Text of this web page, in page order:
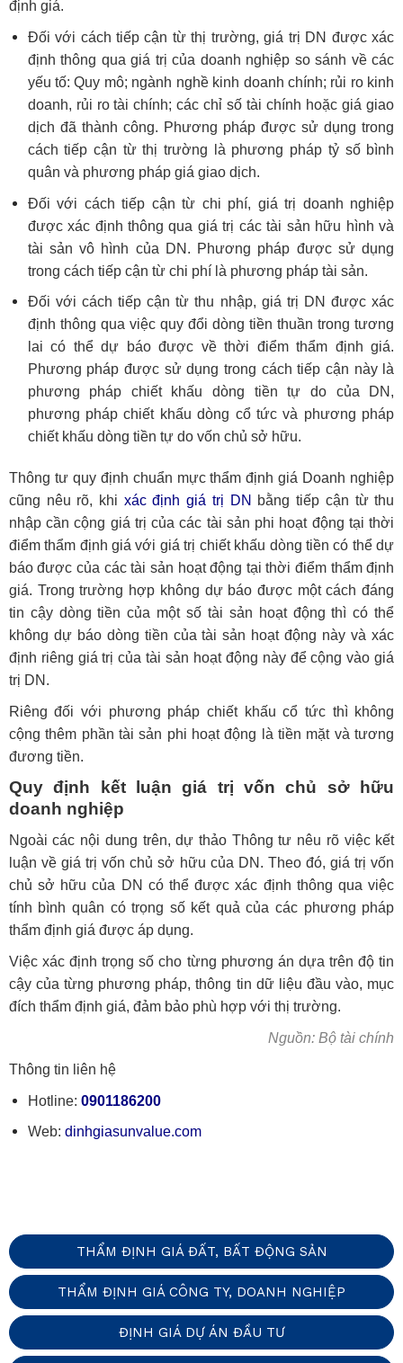
định giá.
Đối với cách tiếp cận từ thị trường, giá trị DN được xác
định thông qua giá trị của doanh nghiệp so sánh về các
yếu tố: Quy mô; ngành nghề kinh doanh chính; rủi ro kinh
doanh, rủi ro tài chính; các chỉ số tài chính hoặc giá giao
dịch đã thành công. Phương pháp được sử dụng trong
cách tiếp cận từ thị trường là phương pháp tỷ số bình
quân và phương pháp giá giao dịch.
Đối với cách tiếp cận từ chi phí, giá trị doanh nghiệp
được xác định thông qua giá trị các tài sản hữu hình và
tài sản vô hình của DN. Phương pháp được sử dụng
trong cách tiếp cận từ chi phí là phương pháp tài sản.
Đối với cách tiếp cận từ thu nhập, giá trị DN được xác
định thông qua việc quy đổi dòng tiền thuần trong tương
lai có thể dự báo được về thời điểm thẩm định giá.
Phương pháp được sử dụng trong cách tiếp cận này là
phương pháp chiết khấu dòng tiền tự do của DN,
phương pháp chiết khấu dòng cổ tức và phương pháp
chiết khấu dòng tiền tự do vốn chủ sở hữu.
Thông tư quy định chuẩn mực thẩm định giá Doanh nghiệp
cũng nêu rõ, khi xác định giá trị DN
bằng tiếp cận từ thu
nhập cần cộng giá trị của các tài sản phi hoạt động tại thời
điểm thẩm định giá với giá trị chiết khấu dòng tiền có thể dự
báo được của các tài sản hoạt động tại thời điểm thẩm định
giá. Trong trường hợp không dự báo được một cách đáng
tin cậy dòng tiền của một số tài sản hoạt động thì có thể
không dự báo dòng tiền của tài sản hoạt động này và xác
định riêng giá trị của tài sản hoạt động này để cộng vào giá
trị DN.
Riêng đối với phương pháp chiết khấu cổ tức thì không
cộng thêm phần tài sản phi hoạt động là tiền mặt và tương
đương tiền.
Quy định kết luận giá trị vốn chủ sở hữu
doanh nghiệp
Ngoài các nội dung trên, dự thảo Thông tư nêu rõ việc kết
luận về giá trị vốn chủ sở hữu của DN. Theo đó, giá trị vốn
chủ sở hữu của DN có thể được xác định thông qua việc
tính bình quân có trọng số kết quả của các phương pháp
thẩm định giá được áp dụng.
Việc xác định trọng số cho từng phương án dựa trên độ tin
cậy của từng phương pháp, thông tin dữ liệu đầu vào, mục
đích thẩm định giá, đảm bảo phù hợp với thị trường.
Nguồn: Bộ tài chính
Thông tin liên hệ
Hotline: 0901186200
Web: dinhgiasunvalue.com
THẨM ĐỊNH GIÁ ĐẤT, BẤT ĐỘNG SẢN
THẨM ĐỊNH GIÁ CÔNG TY, DOANH NGHIỆP
ĐỊNH GIÁ DỰ ÁN ĐẦU TƯ